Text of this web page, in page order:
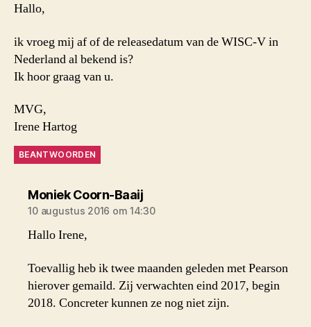
Hallo,
ik vroeg mij af of de releasedatum van de WISC-V in
Nederland al bekend is?
Ik hoor graag van u.
MVG,
Irene Hartog
BEANTWOORDEN
Moniek Coorn-Baaijzegt:
10 augustus 2016 om 14:30
Hallo Irene,
Toevallig heb ik twee maanden geleden met Pearson
hierover gemaild. Zij verwachten eind 2017, begin
2018. Concreter kunnen ze nog niet zijn.